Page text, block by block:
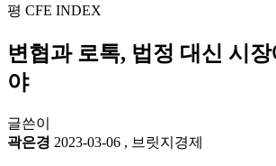
평 CFE INDEX
변협과 로톡, 법정 대신 시장
야
글쓴이
곽은경 2023-03-06 , 브릿지경제